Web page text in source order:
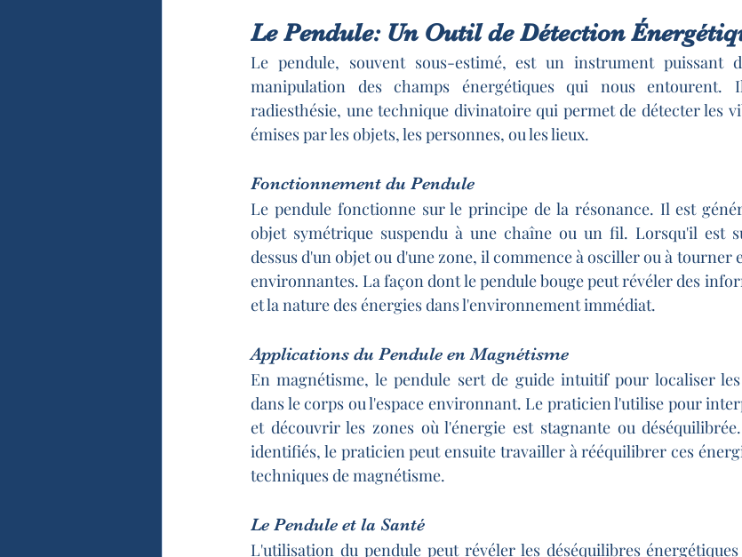
Le Pendule: Un Outil de Détection
Le pendule, souvent sous-estimé, est un instrument puissant
manipulation des champs énergétiques qui nous
radiesthésie, une technique divinatoire qui permet de détecter les
émises par les objets, les personnes, ou les lieux.
Fonctionnement du Pendule
Le pendule fonctionne sur le principe de la résonance. Il est
objet symétrique suspendu à une chaîne ou un fil. Lorsqu'il est
dessus d'un objet ou d'une zone, il commence à osciller ou à tourner
environnantes. La façon dont le pendule bouge peut révéler des
et la nature des énergies dans l'environnement immédiat.
Applications du Pendule en Magnétisme
En magnétisme, le pendule sert de guide intuitif pour localiser
dans le corps ou l'espace environnant. Le praticien l'utilise pour
et découvrir les zones où l'énergie est stagnante ou
identifiés, le praticien peut ensuite travailler à rééquilibrer ces
techniques de magnétisme.
Le Pendule et la Santé
L'utilisation du pendule peut révéler les déséquilibres